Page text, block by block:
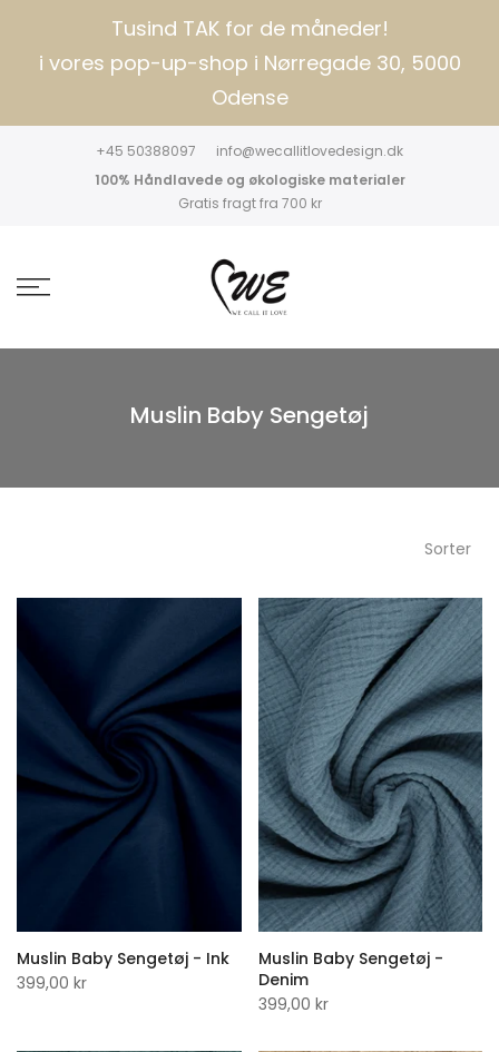
Tusind TAK for de måneder!
i vores pop-up-shop i Nørregade 30, 5000
Odense
+45 50388097
info@wecallitlovedesign.dk
100% Håndlavede og økologiske materialer
Gratis fragt fra 700 kr
Muslin Baby Sengetøj
Sorter
Muslin Baby Sengetøj - Ink
399,00 kr
Muslin Baby Sengetøj -
Denim
399,00 kr